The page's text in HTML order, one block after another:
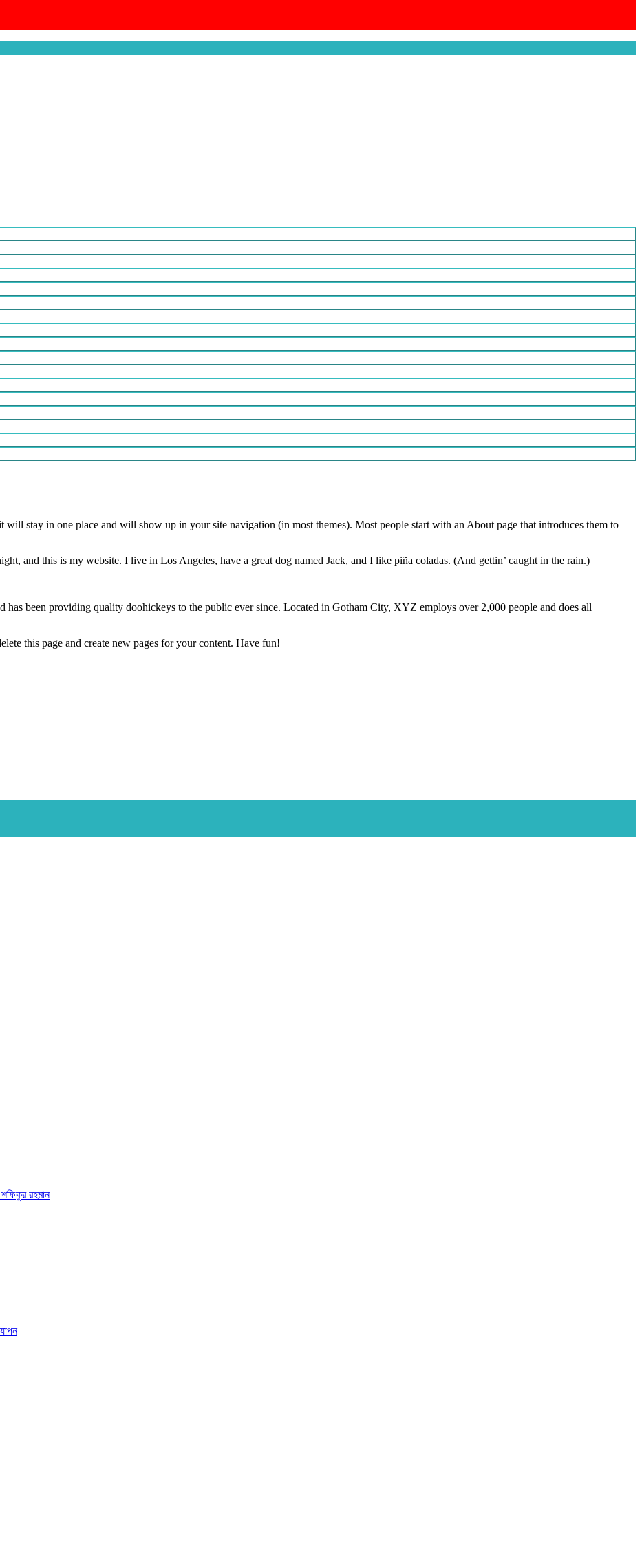
will stay in one place and will show up in your site navigation (in most themes). Most people start with an About page that introduces them to
and this is my website. I live in Los Angeles, have a great dog named Jack, and I like piña coladas. (And gettin’ caught in the rain.)
been providing quality doohickeys to the public ever since. Located in Gotham City, XYZ employs over 2,000 people and does all
this page and create new pages for your content. Have fun!